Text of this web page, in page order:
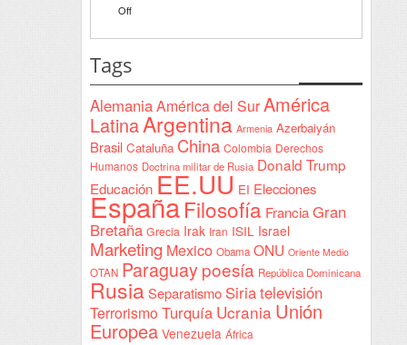
Yeda
en
Sudán
Offon
Tags
AlemaniaAmérica del SurAmérica
LatinaArgentina Armenia Azerbaiyán
Brasil Cataluña China Colombia Derechos
Humanos Doctrina militar de Rusia Donald Trump
EducaciónEE.UU EI Elecciones
España Filosofía Francia Gran
Bretaña Grecia Irak Iran ISIL Israel
Marketing Mexico Obama ONU Oriente Medio
OTAN Paraguay poesía República Dominicana
Rusia Separatismo Siriatelevisión
Terrorismo Turquía Ucrania Unión
Europea Venezuela África